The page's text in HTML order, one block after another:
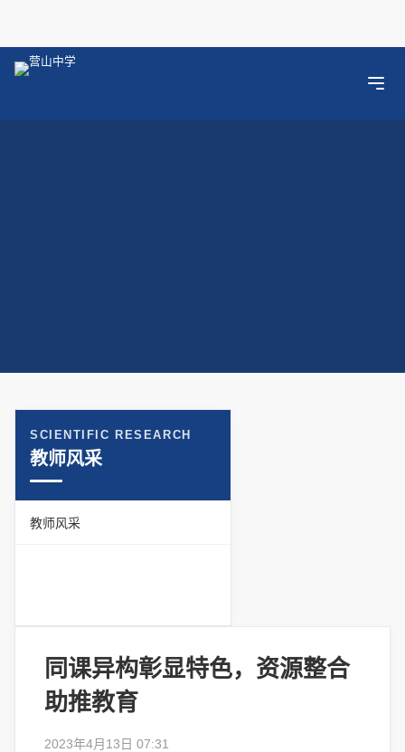
SCIENTIFIC RESEARCH
教师风采
教师风采
同课异构彰显特色，资源整合
助推教育
2023年4月13日 07:31